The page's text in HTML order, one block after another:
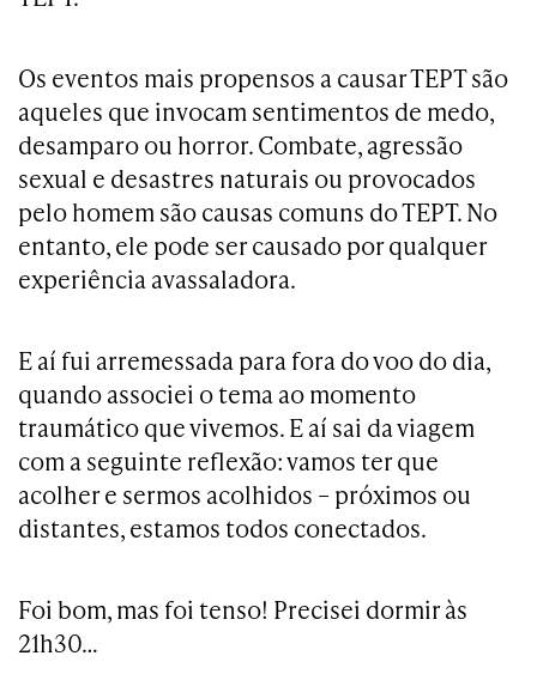
Os eventos mais propensos a causar TEPT são
aqueles que invocam sentimentos de medo,
desamparo ou horror. Combate, agressão
sexual e desastres naturais ou provocados
pelo homem são causas comuns do TEPT. No
entanto, ele pode ser causado por qualquer
experiência avassaladora.
E aí fui arremessada para fora do voo do dia,
quando associei o tema ao momento
traumático que vivemos. E aí sai da viagem
com a seguinte reflexão: vamos ter que
acolher e sermos acolhidos – próximos ou
distantes, estamos todos conectados.
Foi bom, mas foi tenso! Precisei dormir às
21h30…